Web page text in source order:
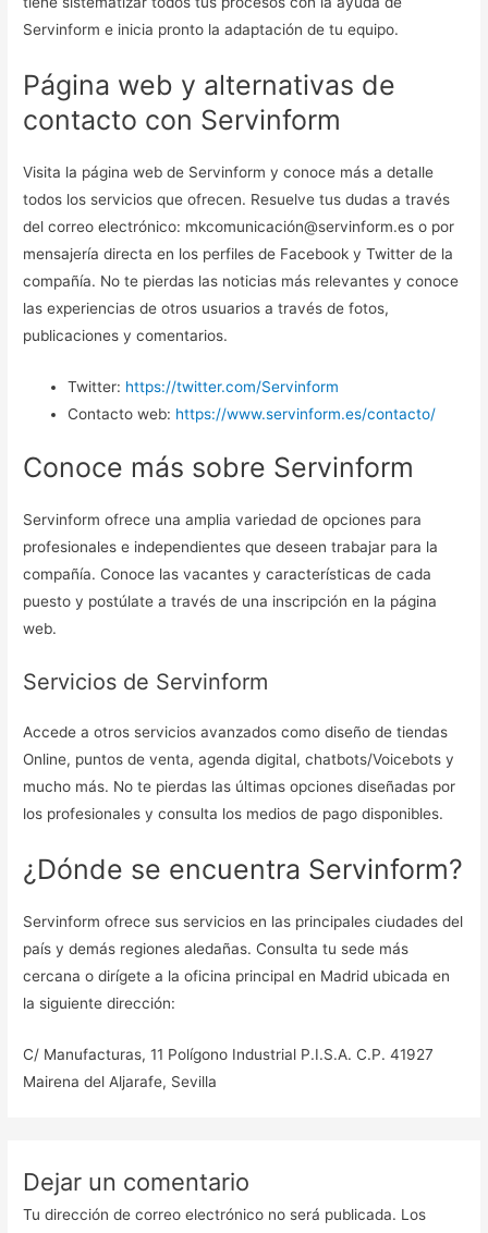
Servinform e inicia pronto la adaptación de tu equipo.
Página web y alternativas de
contacto con Servinform
Visita la página web de Servinform y conoce más a detalle
todos los servicios que ofrecen. Resuelve tus dudas a través
del correo electrónico: mkcomunicación@servinform.es o por
mensajería directa en los perfiles de Facebook y Twitter de la
compañía. No te pierdas las noticias más relevantes y conoce
las experiencias de otros usuarios a través de fotos,
publicaciones y comentarios.
Twitter: https://twitter.com/Servinform
Contacto web: https://www.servinform.es/contacto/
Conoce más sobre Servinform
Servinform ofrece una amplia variedad de opciones para
profesionales e independientes que deseen trabajar para la
compañía. Conoce las vacantes y características de cada
puesto y postúlate a través de una inscripción en la página
web.
Servicios de Servinform
Accede a otros servicios avanzados como diseño de tiendas
Online, puntos de venta, agenda digital, chatbots/Voicebots y
mucho más. No te pierdas las últimas opciones diseñadas por
los profesionales y consulta los medios de pago disponibles.
¿Dónde se encuentra Servinform?
Servinform ofrece sus servicios en las principales ciudades del
país y demás regiones aledañas. Consulta tu sede más
cercana o dirígete a la oficina principal en Madrid ubicada en
la siguiente dirección:
C/ Manufacturas, 11 Polígono Industrial P.I.S.A. C.P. 41927
Mairena del Aljarafe, Sevilla
Dejar un comentario
Tu dirección de correo electrónico no será publicada. Los